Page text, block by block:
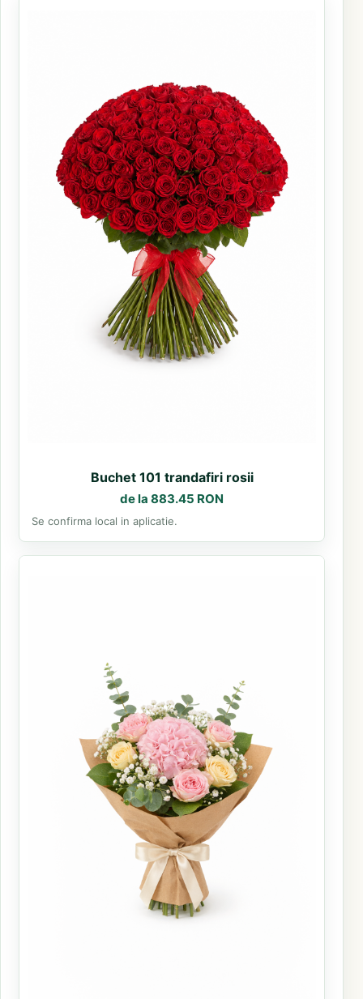
Buchet 101 trandafiri rosii
de la 883.45 RON
Se confirma local in aplicatie.